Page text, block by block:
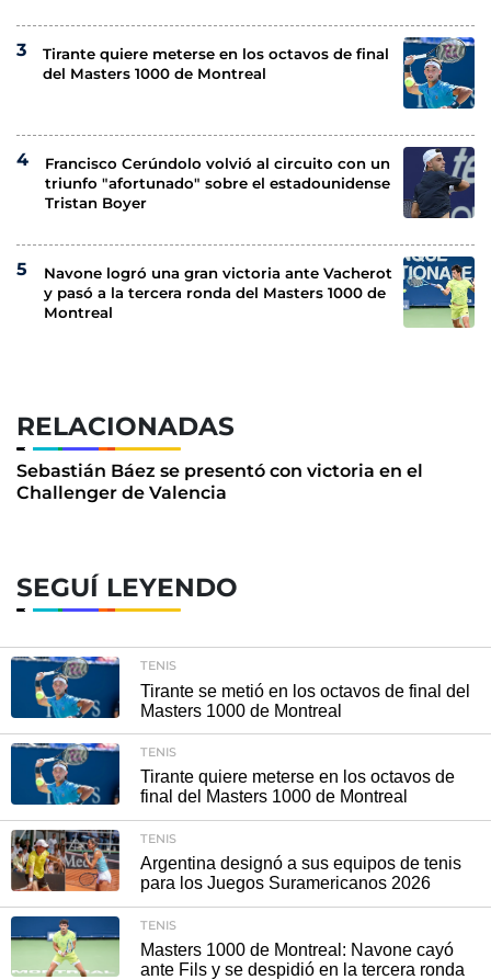
RELACIONADAS
Sebastián Báez se presentó con victoria en el
Challenger de Valencia
Tirante quiere meterse en los octavos de final
del Masters 1000 de Montreal
Francisco Cerúndolo volvió al circuito con un
triunfo "afortunado" sobre el estadounidense
Tristan Boyer
Navone logró una gran victoria ante Vacherot
y pasó a la tercera ronda del Masters 1000 de
Montreal
SEGUÍ LEYENDO
TENIS
Tirante se metió en los octavos de final del
Masters 1000 de Montreal
TENIS
Tirante quiere meterse en los octavos de
final del Masters 1000 de Montreal
TENIS
Argentina designó a sus equipos de tenis
para los Juegos Suramericanos 2026
TENIS
Masters 1000 de Montreal: Navone cayó
ante Fils y se despidió en la tercera ronda